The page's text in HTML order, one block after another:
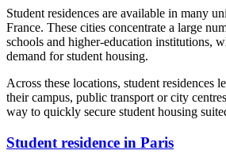
Student residences are available in many
France. These cities concentrate a large
schools and higher-education institutions,
demand for student housing.
Across these locations, student residences
their campus, public transport or city
way to quickly secure student housing
Student residence in Paris